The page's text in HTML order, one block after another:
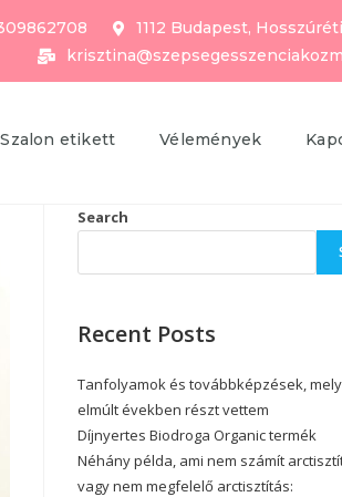
1112 Budapest,
Szalon etikett Vélemények
Search
Recent Posts
Tanfolyamok és továbbképzések,
elmúlt években részt vettem
Díjnyertes Biodroga Organic termék
Néhány példa, ami nem számít
vagy nem megfelelő arctisztítás: